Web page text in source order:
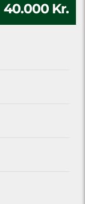
40.000 Kr.